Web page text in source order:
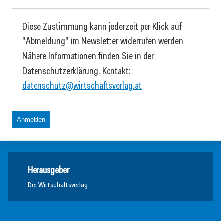
Diese Zustimmung kann jederzeit per Klick auf
"Abmeldung" im Newsletter widerrufen werden.
Nähere Informationen finden Sie in der
Datenschutzerklärung. Kontakt:
datenschutz@wirtschaftsverlag.at
Anmelden
Herausgeber
Der Wirtschaftsverlag